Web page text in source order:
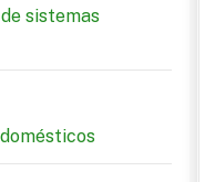
sistemas